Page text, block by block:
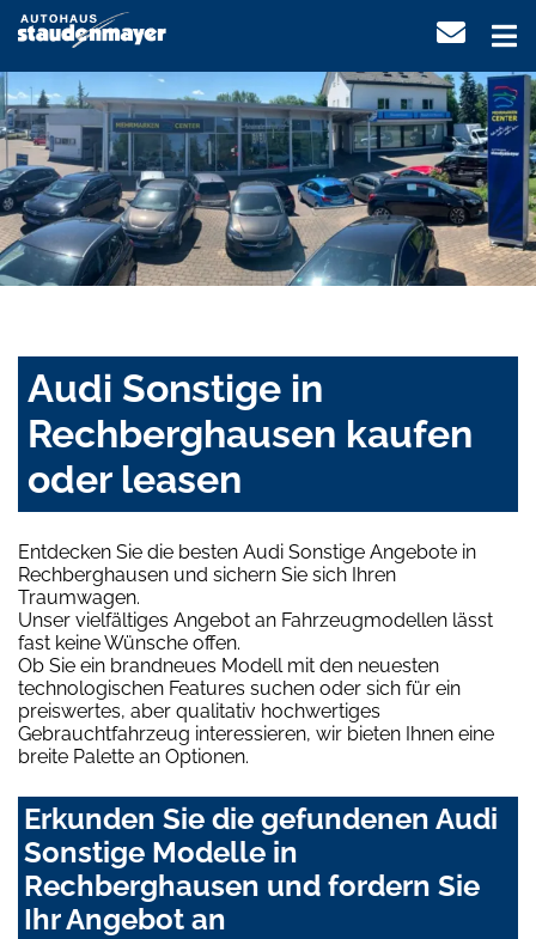
Audi Sonstige in
Rechberghausen kaufen
oder leasen
Entdecken Sie die besten Audi Sonstige Angebote in
Rechberghausen und sichern Sie sich Ihren
Traumwagen.
Unser vielfältiges Angebot an Fahrzeugmodellen lässt
fast keine Wünsche offen.
Ob Sie ein brandneues Modell mit den neuesten
technologischen Features suchen oder sich für ein
preiswertes, aber qualitativ hochwertiges
Gebrauchtfahrzeug interessieren, wir bieten Ihnen eine
breite Palette an Optionen.
Erkunden Sie die gefundenen Audi
Sonstige Modelle in
Rechberghausen und fordern Sie
Ihr Angebot an